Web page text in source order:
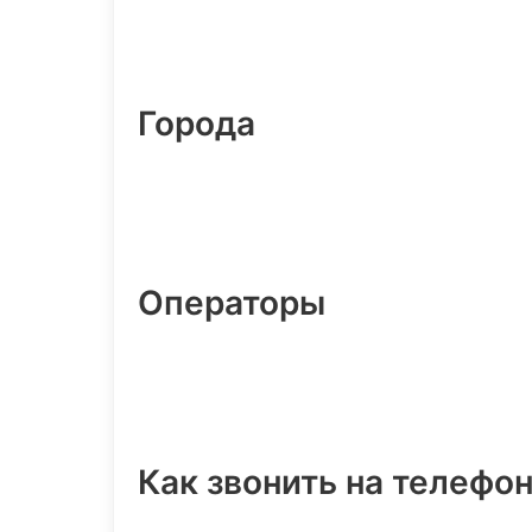
Города
Операторы
Как звонить на телефон